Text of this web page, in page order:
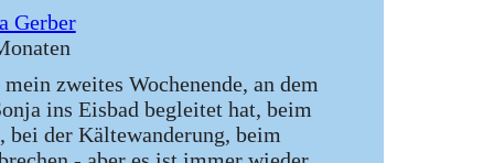
Gerber
zweites Wochenende, an dem
ins Eisbad begleitet hat, beim
bei der Kältewanderung, beim